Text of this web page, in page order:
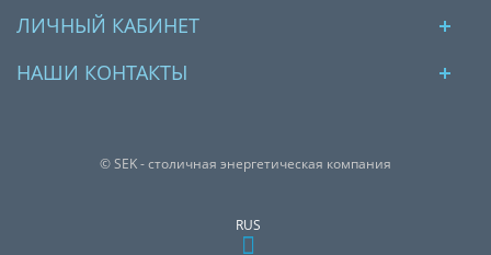
ЛИЧНЫЙ КАБИНЕТ
НАШИ КОНТАКТЫ
© SEK - столичная энергетическая компания
RUS